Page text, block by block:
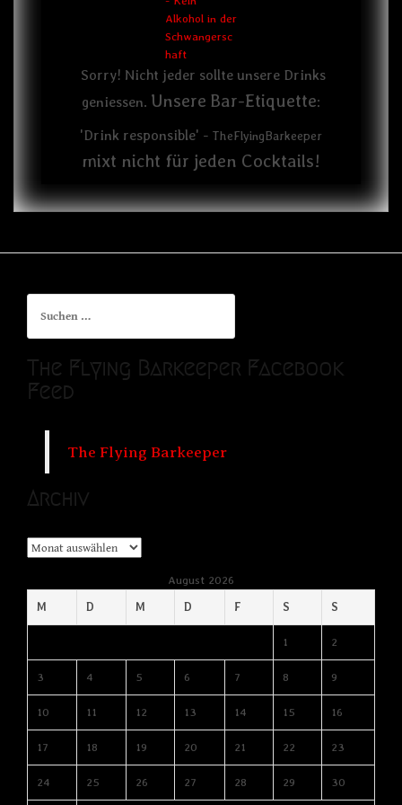
Sorry! Nicht jeder sollte unsere Drinks
geniessen. Unsere Bar-Etiquette:
'Drink responsible' - TheFlyingBarkeeper
mixt nicht für jeden Cocktails!
nach:
The Flying Barkeeper Facebook
Feed
The Flying Barkeeper
Archiv
Archiv
August 2026
M
D M D F S S
1 2
3 4 5 6 7 8 9
10 11 12 13 14 15 16
17 18 19 20 21 22 23
24 25 26 27 28 29 30